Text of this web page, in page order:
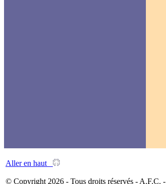
Aller en haut
© Copyright 2026 - Tous droits réservés - A.F.C. -